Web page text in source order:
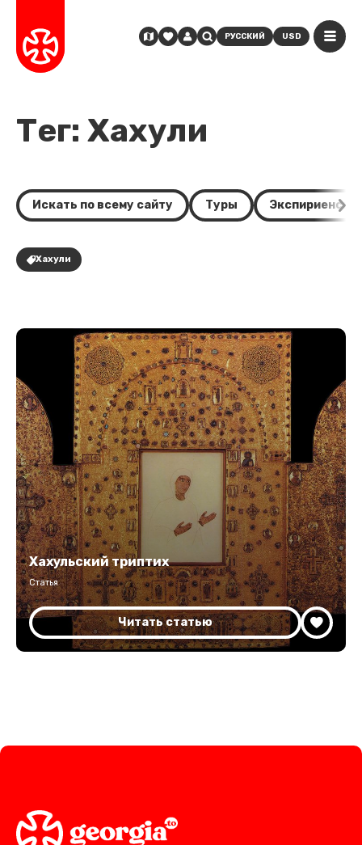
РУССКИЙ USD
Тег: Хахули
Искать по всему сайту Туры Экспириенсы
Хахули
Хахульский триптих
Статья
Читать статью